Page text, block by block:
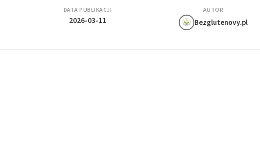
DATA PUBLIKACJI
2026-03-11
AUTOR
Bezglutenovy.pl